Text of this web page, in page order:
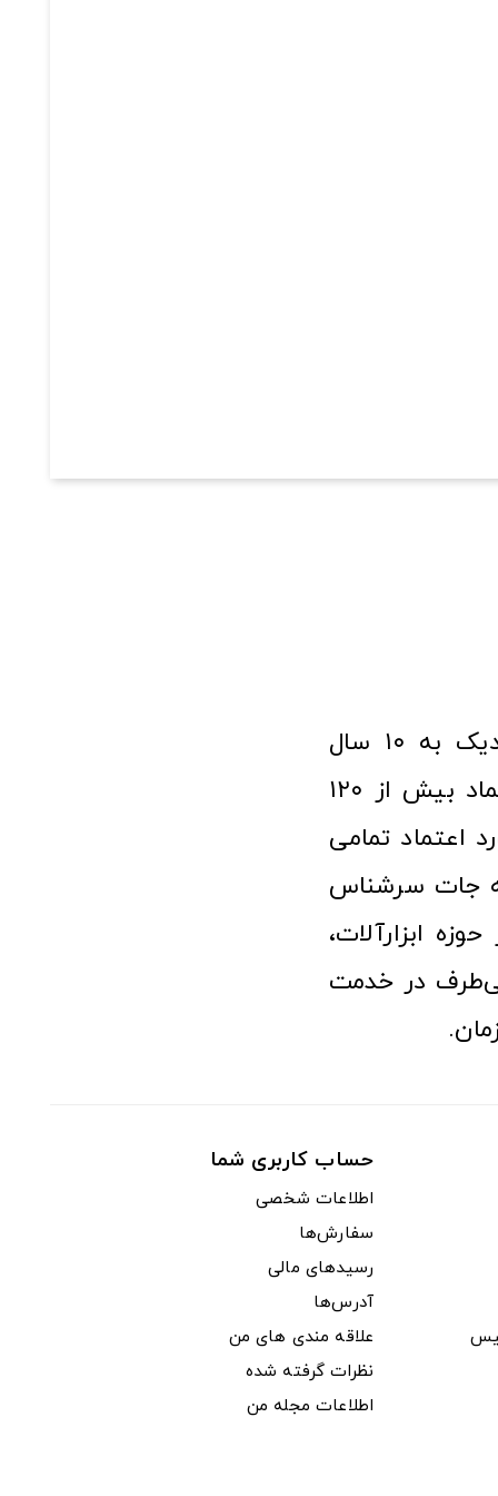
فروشگاه آنلاین ابزار و تجهیزات صنعتی کولیس با افتخار نزدیک به ۱۰ سال
فعالیت در عرصه ابزارآلات و کالاهای صنعتی توانسته مورد اعتماد بیش از ۱۲۰
اعتماد تمامی
جات سرشناس
ابزارآلات،
در خدمت
حساب کاربری شما
اطلاعات شخصی
سفارش‌ها
رسیدهای مالی
آدرس‌ها
علاقه مندی های من
نظرات گرفته شده
اطلاعات مجله من